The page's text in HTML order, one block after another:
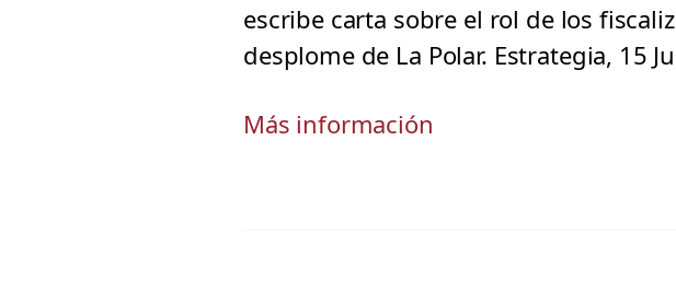
escribe carta sobre el rol de los
desplome de La Polar. Estrategia, 15
Más información